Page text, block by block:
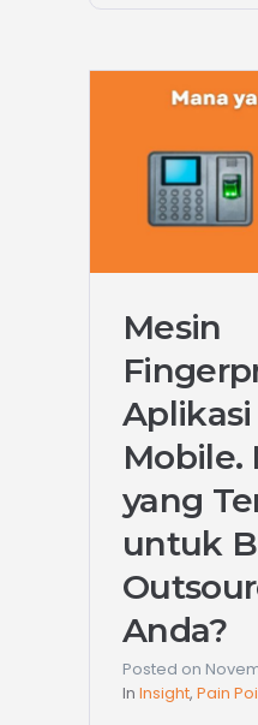
Mesin
Mobile.
yang
untuk
Anda?
Posted on
In Insight, Pain